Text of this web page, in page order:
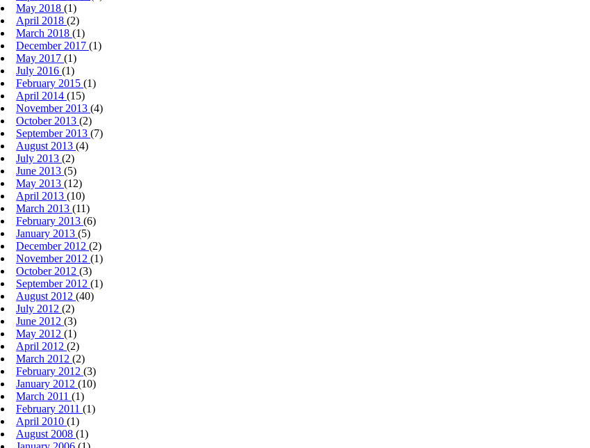
May 2018 (1)
April 2018 (2)
March 2018 (1)
December 2017 (1)
May 2017 (1)
July 2016 (1)
February 2015 (1)
April 2014 (15)
November 2013 (4)
October 2013 (2)
September 2013 (7)
August 2013 (4)
July 2013 (2)
June 2013 (5)
May 2013 (12)
April 2013 (10)
March 2013 (11)
February 2013 (6)
January 2013 (5)
December 2012 (2)
November 2012 (1)
October 2012 (3)
September 2012 (1)
August 2012 (40)
July 2012 (2)
June 2012 (3)
May 2012 (1)
April 2012 (2)
March 2012 (2)
February 2012 (3)
January 2012 (10)
March 2011 (1)
February 2011 (1)
April 2010 (1)
August 2008 (1)